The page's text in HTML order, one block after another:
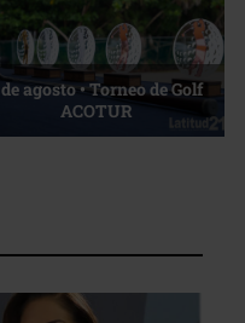
La esencia del servicio